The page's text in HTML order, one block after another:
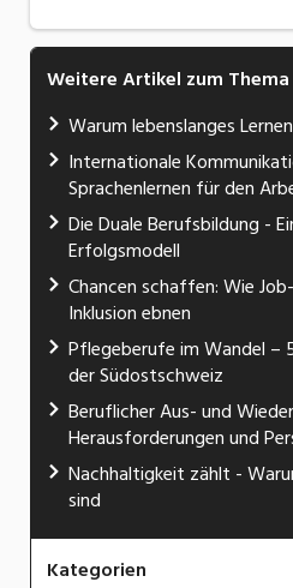
Weitere Artikel zum Thema
Warum lebenslanges
Internationale
Sprachenlernen für den
Die Duale Berufsbildung -
Erfolgsmodell
Chancen schaffen: Wie
Inklusion ebnen
Pflegeberufe im Wandel –
der Südostschweiz
Beruflicher Aus- und
Herausforderungen und
Nachhaltigkeit zählt -
sind
Kategorien